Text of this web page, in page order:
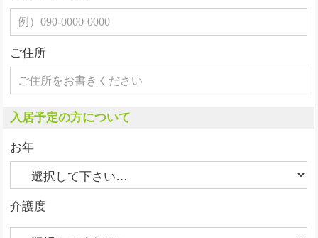
ご住所
入居予定の方について
お年
介護度